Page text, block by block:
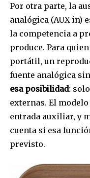
Por otra parte, la
analógica (AUX-in)
la competencia a
produce. Para
portátil, un
fuente analógica
esa posibilidad:
externas. El
entrada auxiliar, y
cuenta si esa
previsto.